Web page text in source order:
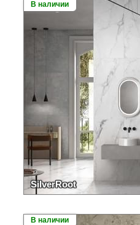
В наличии
SilverRoot
В наличии